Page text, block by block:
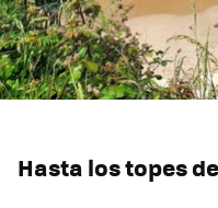
Hasta los topes